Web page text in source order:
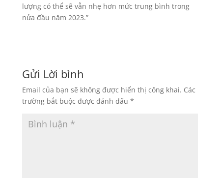
lượng có thể sẽ vẫn nhẹ hơn mức trung bình trong
nửa đầu năm 2023.”
Gửi Lời bình
Email của bạn sẽ không được hiển thị công khai. Các
trường bắt buộc được đánh dấu *